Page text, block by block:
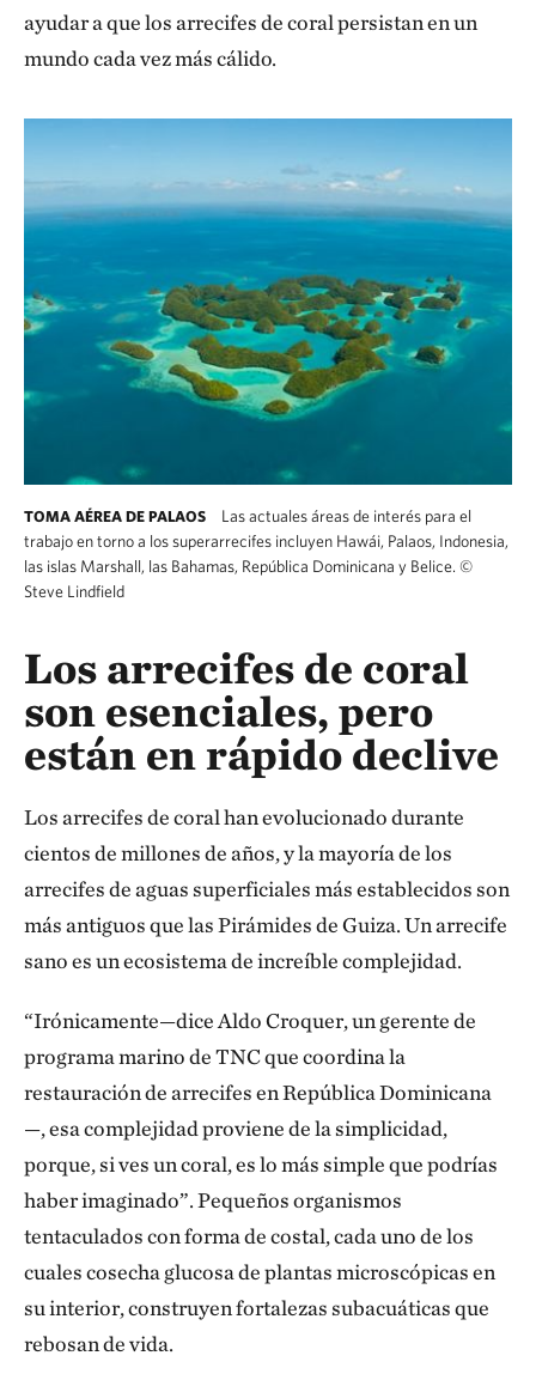
ayudar a que los arrecifes de coral persistan en un
mundo cada vez más cálido.
TOMA AÉREA DE PALAOS
Las actuales áreas de interés para el
trabajo en torno a los superarrecifes incluyen Hawái, Palaos, Indonesia,
las islas Marshall, las Bahamas, República Dominicana y Belice. ©
Steve Lindfield
Los arrecifes de coral
son esenciales, pero
están en rápido declive
Los arrecifes de coral han evolucionado durante
cientos de millones de años, y la mayoría de los
arrecifes de aguas superficiales más establecidos son
más antiguos que las Pirámides de Guiza. Un arrecife
sano es un ecosistema de increíble complejidad.
“Irónicamente—dice Aldo Croquer, un gerente de
programa marino de TNC que coordina la
restauración de arrecifes en República Dominicana
—, esa complejidad proviene de la simplicidad,
porque, si ves un coral, es lo más simple que podrías
haber imaginado”. Pequeños organismos
tentaculados con forma de costal, cada uno de los
cuales cosecha glucosa de plantas microscópicas en
su interior, construyen fortalezas subacuáticas que
rebosan de vida.